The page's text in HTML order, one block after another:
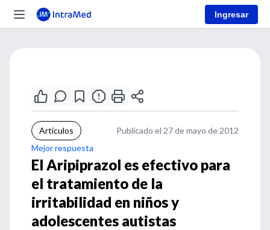
Ingresar
Artículos
Publicado el 27 de mayo de 2012
Mejor respuesta
El Aripiprazol es efectivo para
el tratamiento de la
irritabilidad en niños y
adolescentes autistas